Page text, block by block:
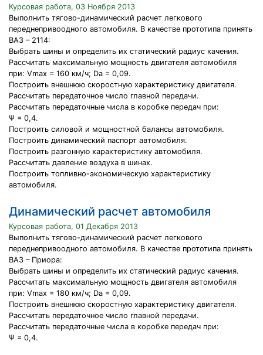
Курсовая работа, 03 Ноября 2013
Выполнить тягово-динамический расчет легкового
переднепривоодного автомобиля. В качестве прототипа принять
ВАЗ – 2114:
Выбрать шины и определить их статический радиус качения.
Рассчитать максимальную мощность двигателя автомобиля
при: Vmax = 160 км/ч; Da = 0,09.
Построить внешнюю скоростную характеристику двигателя.
Рассчитать передаточное число главной передачи.
Рассчитать передаточные числа в коробке передач при:
Ψ = 0,4.
Построить силовой и мощностной балансы автомобиля.
Построить динамический паспорт автомобиля.
Построить разгонную характеристику автомобиля.
Рассчитать давление воздуха в шинах.
Построить топливно-экономическую характеристику
автомобиля.
Динамический расчет автомобиля
Курсовая работа, 01 Декабря 2013
Выполнить тягово-динамический расчет легкового
переднепривоодного автомобиля. В качестве прототипа принять
ВАЗ – Приора:
Выбрать шины и определить их статический радиус качения.
Рассчитать максимальную мощность двигателя автомобиля
при: Vmax = 180 км/ч; Da = 0,09.
Построить внешнюю скоростную характеристику двигателя.
Рассчитать передаточное число главной передачи.
Рассчитать передаточные числа в коробке передач при:
Ψ = 0,4.